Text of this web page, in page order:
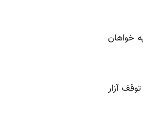
از ۶۲۰ هزار عضو این اتحادیه خواهان
آزار